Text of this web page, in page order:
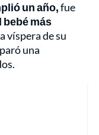
un año,fue
más
víspera de su
una